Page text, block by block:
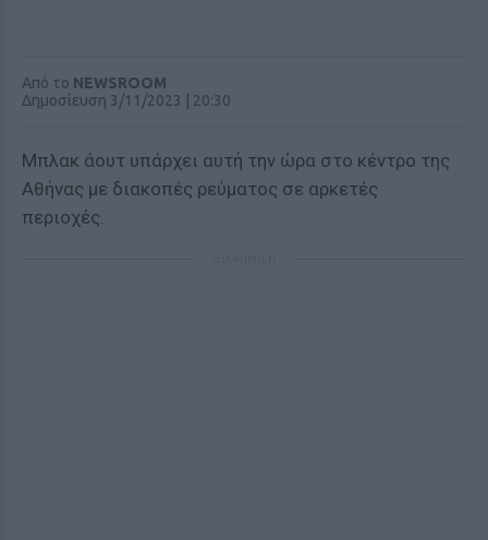
Από το NEWSROOM
Δημοσίευση 3/11/2023 | 20:30
Μπλακ άουτ υπάρχει αυτή την ώρα στο κέντρο της
Αθήνας με διακοπές ρεύματος σε αρκετές
περιοχές.